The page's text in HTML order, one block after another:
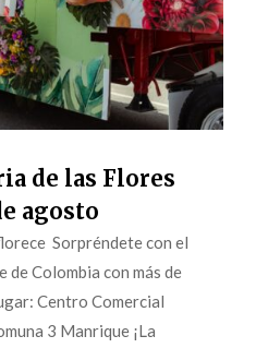
de las Flores
agosto
Sorpréndete con el
de Colombia con más de
Centro Comercial
3 Manrique ¡La